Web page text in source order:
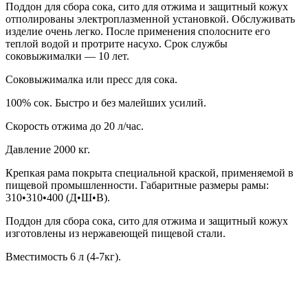
Поддон для сбора сока, сито для отжима и защитный кожух
отполированы электроплазменной установкой. Обслуживать
изделие очень легко. После применения сполосните его
теплой водой и протрите насухо. Срок службы
соковыжималки — 10 лет.
Соковыжималка или пресс для сока.
100% сок. Быстро и без малейших усилий.
Скорость отжима до 20 л/час.
Давление 2000 кг.
Крепкая рама покрыта специальной краской, применяемой в
пищевой промышленности. Габаритные размеры рамы:
310•310•400 (Д•Ш•В).
Поддон для сбора сока, сито для отжима и защитный кожух
изготовлены из нержавеющей пищевой стали.
Вместимость 6 л (4-7кг).